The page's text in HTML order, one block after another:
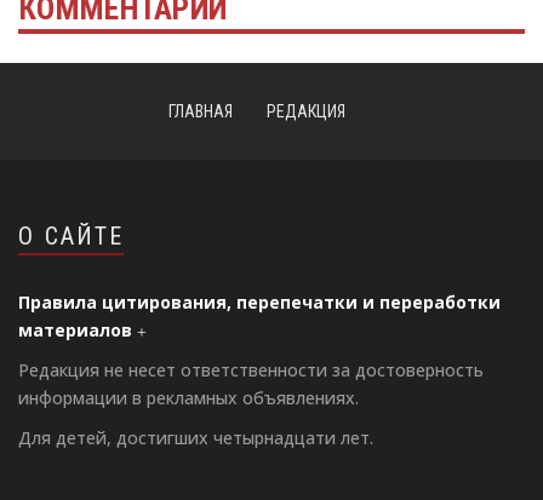
КОММЕНТАРИИ
ГЛАВНАЯ РЕДАКЦИЯ
О САЙТЕ
Правила цитирования, перепечатки и переработки
материалов
Редакция не несет ответственности за достоверность
информации в рекламных объявлениях.
Для детей, достигших четырнадцати лет.